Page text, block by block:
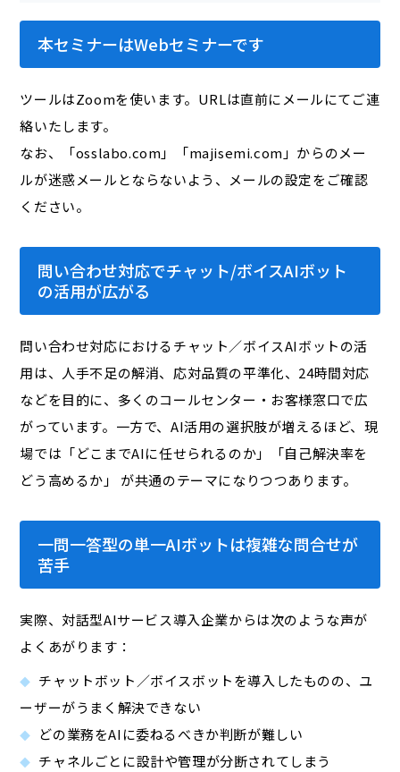
本セミナーはWebセミナーです
ツールはZoomを使います。URLは直前にメールにてご連
絡いたします。
なお、「osslabo.com」「majisemi.com」からのメー
ルが迷惑メールとならないよう、メールの設定をご確認
ください。
問い合わせ対応でチャット/ボイスAIボット
の活用が広がる
問い合わせ対応におけるチャット／ボイスAIボットの活
用は、人手不足の解消、応対品質の平準化、24時間対応
などを目的に、多くのコールセンター・お客様窓口で広
がっています。一方で、AI活用の選択肢が増えるほど、現
場では「どこまでAIに任せられるのか」「自己解決率を
どう高めるか」 が共通のテーマになりつつあります。
一問一答型の単一AIボットは複雑な問合せが
苦手
実際、対話型AIサービス導入企業からは次のような声が
よくあがります：
チャットボット／ボイスボットを導入したものの、ユ
ーザーがうまく解決できない
どの業務をAIに委ねるべきか判断が難しい
チャネルごとに設計や管理が分断されてしまう